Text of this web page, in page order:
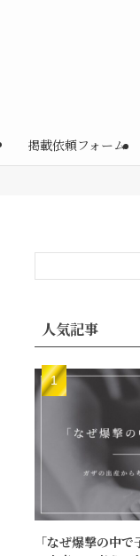
掲載依頼フォーム
人気記事
「なぜ爆撃の中